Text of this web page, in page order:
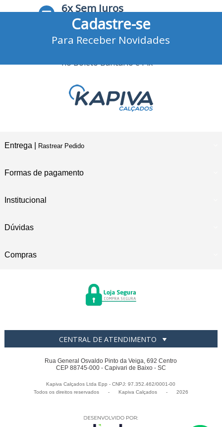
6x Sem Juros
no Cartão de Crédito
no Boleto Bancário e Pix
Cadastre-se
Para Receber Novidades
Entrega | Rastrear Pedido
Formas de pagamento
Institucional
Dúvidas
Compras
CENTRAL DE ATENDIMENTO
Rua General Osvaldo Pinto da Veiga, 692 Centro
CEP 88745-000 - Capivari de Baixo - SC
Kapiva Calçados Ltda Epp - CNPJ: 97.352.462/0001-00
Todos os direitos reservados
- Kapiva Calçados - 2026